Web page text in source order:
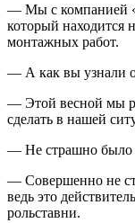
— Мы с компанией
который находится
монтажных работ.
— А как вы узнали
— Этой весной мы
сделать в нашей
— Не страшно было
— Совершенно не
ведь это
рольставни.